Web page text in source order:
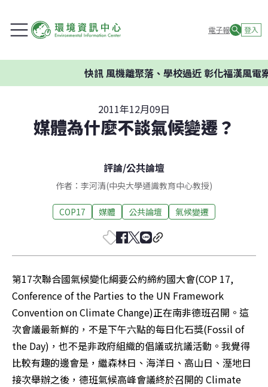
電子報 登入
快訊風機離聚落、學校過近 彰化福漢風電案
2011年12月09日
媒體為什麼不談氣候變遷？
評論/公共論壇
作者：李河清(中央大學通識教育中心教授)
COP17 媒體 公共論壇 氣候變遷
第17次聯合國氣候變化綱要公約締約國大會(COP 17,
Conference of the Parties to the UN Framework
Convention on Climate Change)正在南非德班召開。這
次會議最新鮮的，不是下午六點的每日化石獎(Fossil of
the Day)，也不是非政府組織的倡議或抗議活動。我覺得
比較有趣的邊會是，繼森林日、海洋日、高山日、溼地日
接次舉辦之後，德班氣候高峰會議終於召開的 Climate